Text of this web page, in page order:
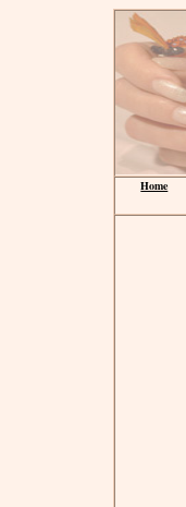
Home